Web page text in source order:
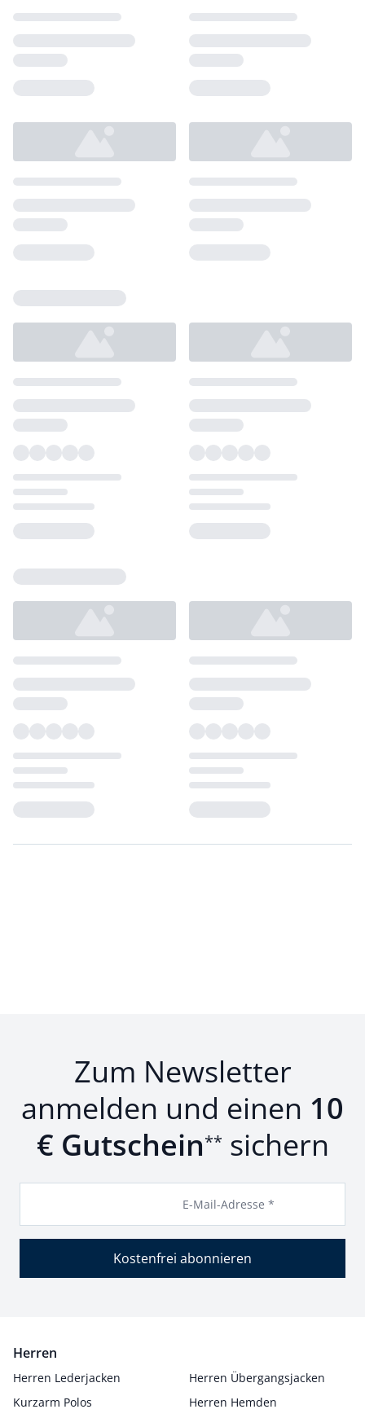
Zum Newsletter
anmelden und einen 10
€ Gutschein** sichern
E-Mail-Adresse *
Kostenfrei abonnieren
Herren
Herren Lederjacken
Herren Übergangsjacken
Kurzarm Polos
Herren Hemden